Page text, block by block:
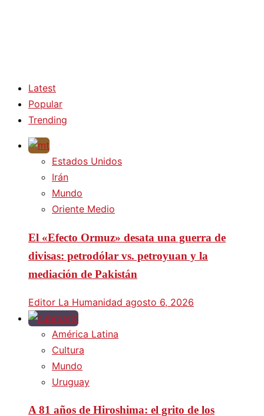
Latest
Popular
Trending
Estados Unidos
Irán
Mundo
Oriente Medio
El «Efecto Ormuz» desata una guerra de
divisas: petrodólar vs. petroyuan y la
mediación de Pakistán
Editor La Humanidad agosto 6, 2026
América Latina
Cultura
Mundo
Uruguay
A 81 años de Hiroshima: el grito de los